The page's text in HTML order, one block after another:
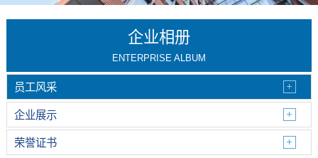
企业相册
ENTERPRISE ALBUM
员工风采
企业展示
荣誉证书